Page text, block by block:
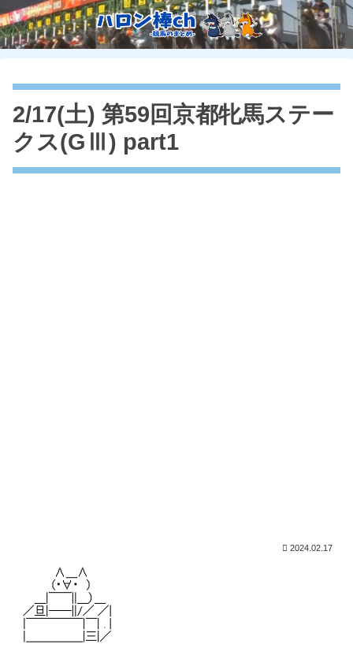
2/17(土) 第59回京都牝馬ステー
クス(GⅢ) part1
2024.02.17